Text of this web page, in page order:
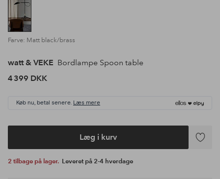
Farve: Matt black/brass
watt & VEKE Bordlampe Spoon table
4 399 DKK
Køb nu, betal senere. Læs mere
Læg i kurv
Tilføj
2 tilbage på lager. Leveret på 2-4 hverdage